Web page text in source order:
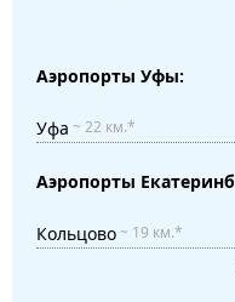
Аэропорты Уфы:
Уфа ~ 22 км.*
Аэропорты
Кольцово~ 19 км.*